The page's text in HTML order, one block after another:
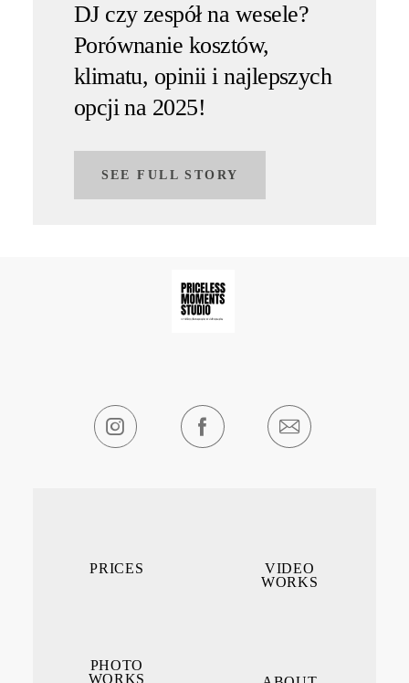
DJ czy zespół na wesele?
Porównanie kosztów,
klimatu, opinii i najlepszych
opcji na 2025!
SEE FULL STORY
VIDEO
WORKS
PRICES
PHOTO
WORKS